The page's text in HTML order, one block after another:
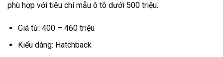
phù hợp với tiêu chí mẫu ô tô dưới 500 triệu.
Giá từ: 400 – 460 triệu
Kiểu dáng: Hatchback